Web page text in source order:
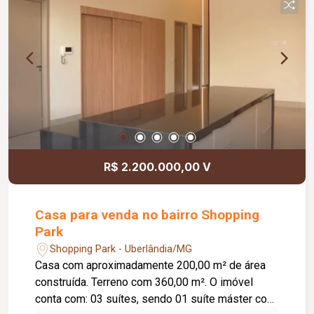
inclusa no condomínio, zelador e limpeza das
áreas comuns, copa, DML (Depósito de Material
de segurança e internet disponível. Como
diferencial, existe a possibilidade de ampliação
da área da sala, conforme a necessidade do
locatário. Entre em contato para mais
informações e agende uma visita.
R$ 2.200.000,00 V
Casa para venda no bairro Shopping
Park
Shopping Park - Uberlândia/MG
Casa com aproximadamente 200,00 m² de área
construída. Terreno com 360,00 m². O imóvel
conta com: 03 suítes, sendo 01 suíte máster com